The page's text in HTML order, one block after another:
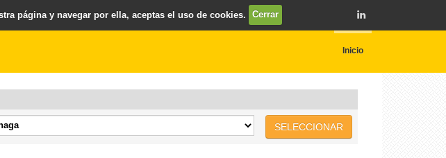
Inicio
SELECCIONAR
página y navegar por ella, aceptas el uso de cookies. Cerrar